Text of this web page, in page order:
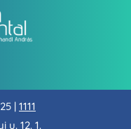
| 1111
u. 12. 1.